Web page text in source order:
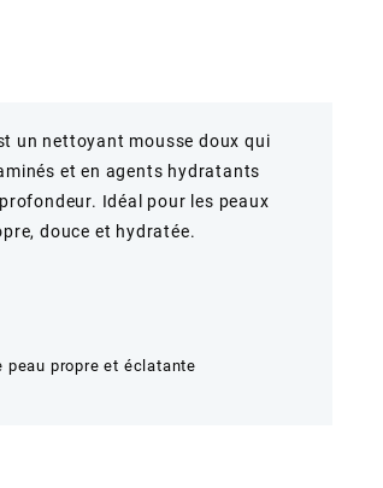
un nettoyant mousse doux qui
et en agents hydratants
Idéal pour les peaux
douce et hydratée.
peau propre et éclatante